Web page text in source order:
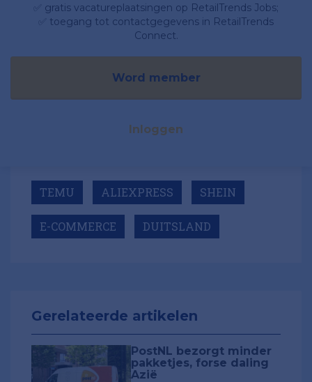
✅ gratis vacatureplaatsingen op RetailTrends Jobs;
✅ toegang tot contactgegevens in RetailTrends
Connect.
Word member
Inloggen
TEMU ALIEXPRESS SHEIN
E-COMMERCE DUITSLAND
Gerelateerde artikelen
PostNL bezorgt minder
pakketjes, forse daling
Azië